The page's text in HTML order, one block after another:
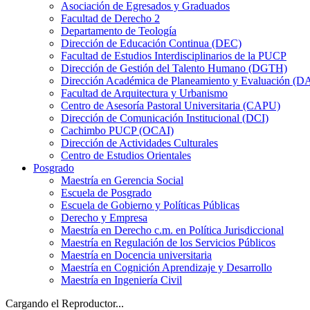
Asociación de Egresados y Graduados
Facultad de Derecho 2
Departamento de Teología
Dirección de Educación Continua (DEC)
Facultad de Estudios Interdisciplinarios de la PUCP
Dirección de Gestión del Talento Humano (DGTH)
Dirección Académica de Planeamiento y Evaluación
Facultad de Arquitectura y Urbanismo
Centro de Asesoría Pastoral Universitaria (CAPU)
Dirección de Comunicación Institucional (DCI)
Cachimbo PUCP (OCAI)
Dirección de Actividades Culturales
Centro de Estudios Orientales
Posgrado
Maestría en Gerencia Social
Escuela de Posgrado
Escuela de Gobierno y Políticas Públicas
Derecho y Empresa
Maestría en Derecho c.m. en Política Jurisdiccional
Maestría en Regulación de los Servicios Públicos
Maestría en Docencia universitaria
Maestría en Cognición Aprendizaje y Desarrollo
Maestría en Ingeniería Civil
Cargando el Reproductor...